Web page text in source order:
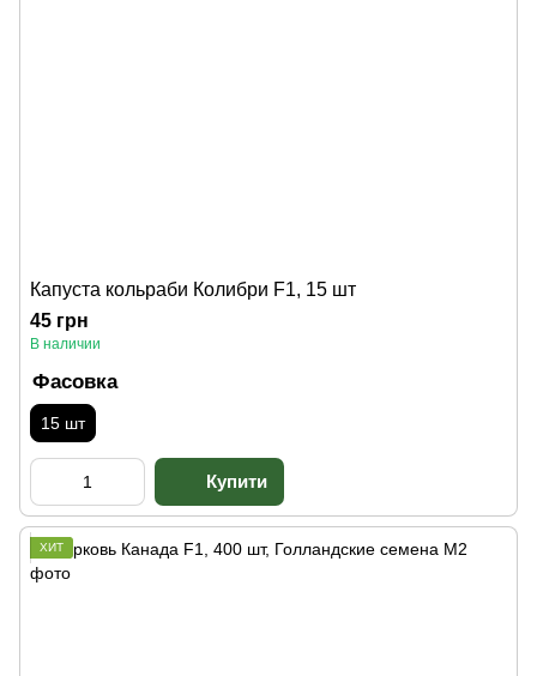
Капуста кольраби Колибри F1, 15 шт
45 грн
В наличии
Фасовка
15 шт
ХИТ